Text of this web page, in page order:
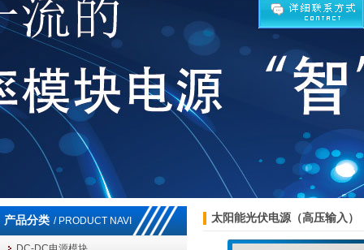
产品分类 / PRODUCT NAVI 太阳能光伏电源（高压输入）